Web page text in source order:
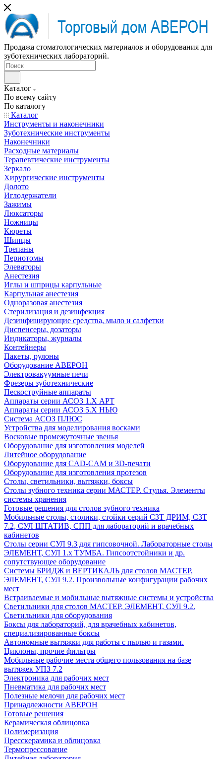
Продажа стоматологических материалов и оборудования для
зуботехнических лабораторий.
Каталог
По всему сайту
По каталогу
Каталог
Инструменты и наконечники
Зуботехнические инструменты
Наконечники
Расходные материалы
Терапевтические инструменты
Зеркало
Хирургические инструменты
Долото
Иглодержатели
Зажимы
Люксаторы
Ножницы
Кюреты
Шипцы
Трепаны
Периотомы
Элеваторы
Анестезия
Иглы и шприцы карпульные
Карпульная анестезия
Одноразовая анестезия
Стерилизация и дезинфекция
Дезинфицирующие средства, мыло и салфетки
Диспенсеры, дозаторы
Индикаторы, журналы
Контейнеры
Пакеты, рулоны
Оборудование АВЕРОН
Электровакуумные печи
Фрезеры зуботехнические
Пескоструйные аппараты
Аппараты серии АСОЗ 1.Х АРТ
Аппараты серии АСОЗ 5.Х НЬЮ
Система АСОЗ ПЛЮС
Устройства для моделирования восками
Восковые промежуточные звенья
Оборудование для изготовления моделей
Литейное оборудование
Оборудование для CAD-CAM и 3D-печати
Оборудование для изготовления протезов
Cтолы, светильники, вытяжки, боксы
Столы зубного техника серии МАСТЕР. Стулья. Элементы
системы хранения
Готовые решения для столов зубного техника
Мобильные столы, столики, стойки серий СЗТ ДРИМ, СЗТ
7.2, СУЛ ШТАТИВ, СПП для лабораторий и врачебных
кабинетов
Столы серии СУЛ 9.3 для гипсовочной. Лабораторные столы
ЭЛЕМЕНТ, СУЛ 1.х ТУМБА. Гипсоотстойники и др.
сопутствующее оборудование
Системы БРИДЖ и ВЕРТИКАЛЬ для столов МАСТЕР,
ЭЛЕМЕНТ, СУЛ 9.2. Произвольные конфигурации рабочих
мест
Встраиваемые и мобильные вытяжные системы и устройства
Светильники для столов МАСТЕР, ЭЛЕМЕНТ, СУЛ 9.2.
Светильники для оборудования
Боксы для лабораторий, для врачебных кабинетов,
специализированные боксы
Автономные вытяжки для работы с пылью и газами.
Циклоны, прочие фильтры
Мобильные рабочие места общего пользования на базе
вытяжек УПЗ 7.2
Электроника для рабочих мест
Пневматика для рабочих мест
Полезные мелочи для рабочих мест
Принадлежности АВЕРОН
Готовые решения
Керамическая облицовка
Полимеризация
Пресскерамика и облицовка
Термопрессование